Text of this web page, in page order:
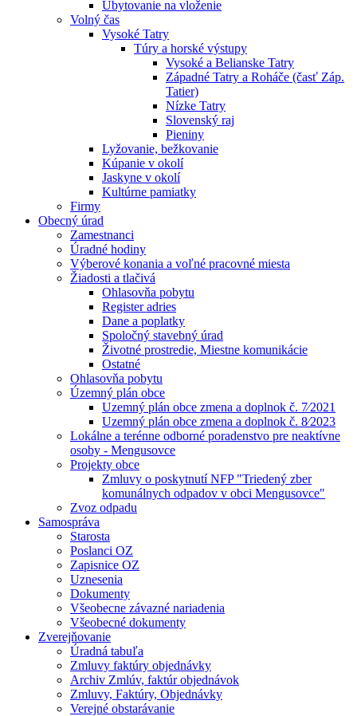
Ubytovanie na vloženie
Volný čas
Vysoké Tatry
Túry a horské výstupy
Vysoké a Belianske Tatry
Západné Tatry a Roháče (časť Záp.
Tatier)
Nízke Tatry
Slovenský raj
Pieniny
Lyžovanie, bežkovanie
Kúpanie v okolí
Jaskyne v okolí
Kultúrne pamiatky
Firmy
Obecný úrad
Zamestnanci
Úradné hodiny
Výberové konania a voľné pracovné miesta
Žiadosti a tlačivá
Ohlasovňa pobytu
Register adries
Dane a poplatky
Spoločný stavebný úrad
Životné prostredie, Miestne komunikácie
Ostatné
Ohlasovňa pobytu
Územný plán obce
Uzemný plán obce zmena a doplnok č. 7⁄2021
Uzemný plán obce zmena a doplnok č. 8⁄2023
Lokálne a terénne odborné poradenstvo pre neaktívne
osoby - Mengusovce
Projekty obce
Zmluvy o poskytnutí NFP "Triedený zber
komunálnych odpadov v obci Mengusovce"
Zvoz odpadu
Samospráva
Starosta
Poslanci OZ
Zapisnice OZ
Uznesenia
Dokumenty
Všeobecne závazné nariadenia
Všeobecné dokumenty
Zverejňovanie
Úradná tabuľa
Zmluvy faktúry objednávky
Archiv Zmlúv, faktúr objednávok
Zmluvy, Faktúry, Objednávky
Verejné obstarávanie